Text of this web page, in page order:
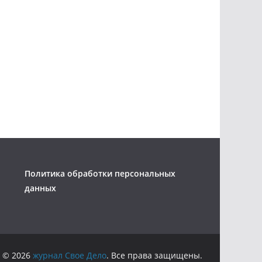
Политика обработки персональных
данных
© 2026 журнал Свое Дело. Все права защищены.